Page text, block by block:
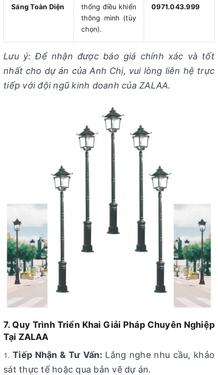
Sáng Toàn Diện
thống điều khiển
thông minh (tùy
chọn).
0971.043.999
Lưu ý: Để nhận được báo giá chính xác và tốt
nhất cho dự án của Anh Chị, vui lòng liên hệ trực
tiếp với đội ngũ kinh doanh của ZALAA.
7. Quy Trình Triển Khai Giải Pháp Chuyên Nghiệp
Tại ZALAA
Tiếp Nhận & Tư Vấn: Lắng nghe nhu cầu, khảo
sát thực tế hoặc qua bản vẽ dự án.